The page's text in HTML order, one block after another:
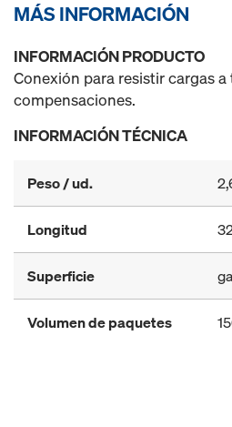
MÁS INFORMACIÓN
INFORMACIÓN PRODUCTO
Conexión para resistir cargas
compensaciones.
INFORMACIÓN TÉCNICA
Peso / ud.
Longitud
Superficie
Volumen de paquetes